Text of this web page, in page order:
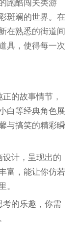
跑酷闯关类游
斑斓的世界。在
在熟悉的街道间
具，使得每一次
的故事情节，
白等经典角色展
与搞笑的精彩瞬
计，呈现出的
富，能让你仿若
。
考的乐趣，你需